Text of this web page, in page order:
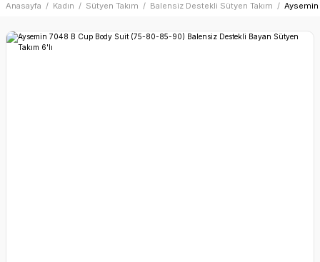
Anasayfa Kadın Sütyen Takım Balensiz Destekli Sütyen Takım